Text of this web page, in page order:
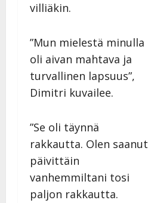
villiäkin.
”Mun mielestä minulla
oli aivan mahtava ja
turvallinen lapsuus”,
Dimitri kuvailee.
”Se oli täynnä
rakkautta. Olen saanut
päivittäin
vanhemmiltani tosi
paljon rakkautta.